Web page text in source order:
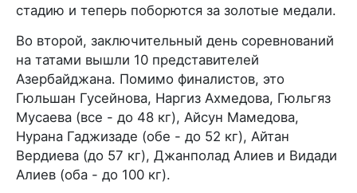
стадию и теперь поборются за золотые медали.
Во второй, заключительный день соревнований
на татами вышли 10 представителей
Азербайджана. Помимо финалистов, это
Гюльшан Гусейнова, Наргиз Ахмедова, Гюльгяз
Мусаева (все - до 48 кг), Айсун Мамедова,
Нурана Гаджизаде (обе - до 52 кг), Айтан
Вердиева (до 57 кг), Джанполад Алиев и Видади
Алиев (оба - до 100 кг).